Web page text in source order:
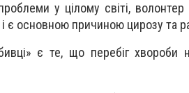
у цілому світі,
є основною причиною цирозу та
є те, що перебіг хвороби